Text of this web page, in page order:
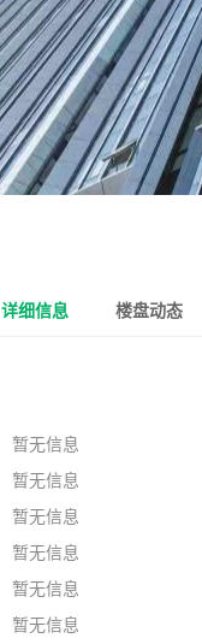
详细信息 楼盘动态
暂无信息
暂无信息
暂无信息
暂无信息
暂无信息
暂无信息